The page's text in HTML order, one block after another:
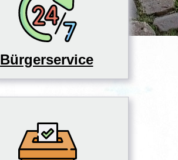
Bürgerservice